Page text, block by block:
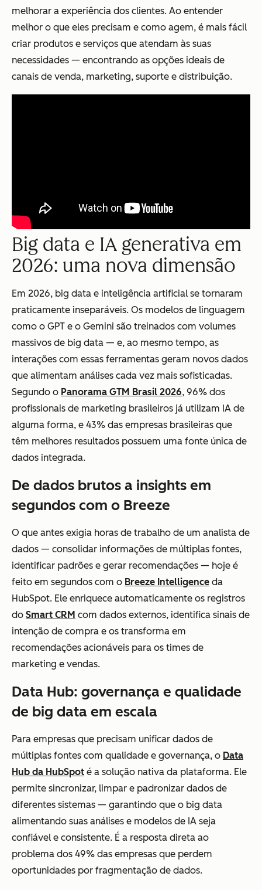
melhorar a experiência dos clientes. Ao entender
melhor o que eles precisam e como agem, é mais fácil
criar produtos e serviços que atendam às suas
necessidades — encontrando as opções ideais de
canais de venda, marketing, suporte e distribuição.
Big data e IA generativa em
2026: uma nova dimensão
Em 2026, big data e inteligência artificial se tornaram
praticamente inseparáveis. Os modelos de linguagem
como o GPT e o Gemini são treinados com volumes
massivos de big data — e, ao mesmo tempo, as
interações com essas ferramentas geram novos dados
que alimentam análises cada vez mais sofisticadas.
Segundo o Panorama GTM Brasil 2026, 96% dos
profissionais de marketing brasileiros já utilizam IA de
alguma forma, e 43% das empresas brasileiras que
têm melhores resultados possuem uma fonte única de
dados integrada.
De dados brutos a insights em
segundos com o Breeze
O que antes exigia horas de trabalho de um analista de
dados — consolidar informações de múltiplas fontes,
identificar padrões e gerar recomendações — hoje é
feito em segundos com o Breeze Intelligence da
HubSpot. Ele enriquece automaticamente os registros
do Smart CRM com dados externos, identifica sinais de
intenção de compra e os transforma em
recomendações acionáveis para os times de
marketing e vendas.
Data Hub: governança e qualidade
de big data em escala
Para empresas que precisam unificar dados de
múltiplas fontes com qualidade e governança, o Data
Hub da HubSpot é a solução nativa da plataforma. Ele
permite sincronizar, limpar e padronizar dados de
diferentes sistemas — garantindo que o big data
alimentando suas análises e modelos de IA seja
confiável e consistente. É a resposta direta ao
problema dos 49% das empresas que perdem
oportunidades por fragmentação de dados.